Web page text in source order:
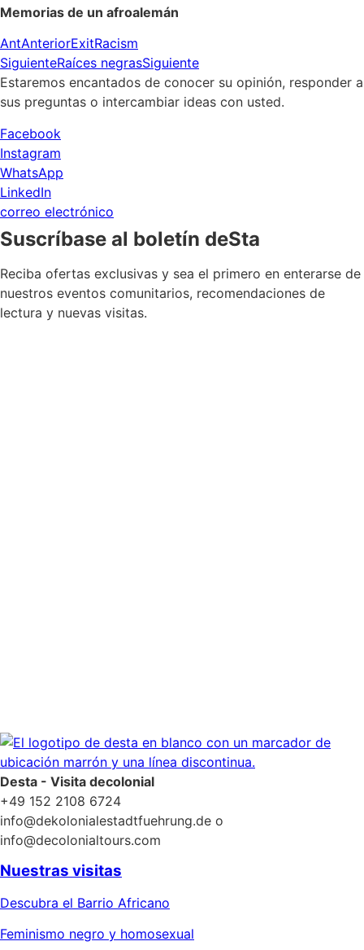
Memorias de un afroalemán
AntAnteriorExitRacism
SiguienteRaíces negrasSiguiente
Estaremos encantados de conocer su opinión, responder a
sus preguntas o intercambiar ideas con usted.
Facebook
Instagram
WhatsApp
LinkedIn
correo electrónico
Suscríbase al boletín deSta
Reciba ofertas exclusivas y sea el primero en enterarse de
nuestros eventos comunitarios, recomendaciones de
lectura y nuevas visitas.
Desta - Visita decolonial
+49 152 2108 6724
info@dekolonialestadtfuehrung.de o
info@decolonialtours.com
Nuestras visitas
Descubra el Barrio Africano
Feminismo negro y homosexual